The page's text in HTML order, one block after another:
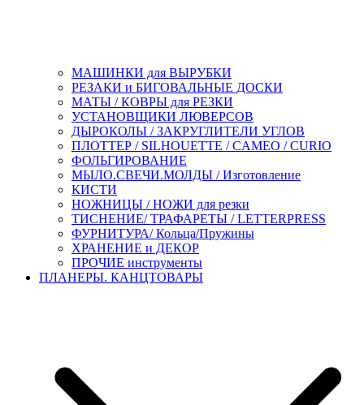
МАШИНКИ для ВЫРУБКИ
РЕЗАКИ и БИГОВАЛЬНЫЕ ДОСКИ
МАТЫ / КОВРЫ для РЕЗКИ
УСТАНОВЩИКИ ЛЮВЕРСОВ
ДЫРОКОЛЫ / ЗАКРУГЛИТЕЛИ УГЛОВ
ПЛОТТЕР / SILHOUETTE / CAMEO / CURIO
ФОЛЬГИРОВАНИЕ
МЫЛО.СВЕЧИ.МОЛДЫ / Изготовление
КИСТИ
НОЖНИЦЫ / НОЖИ для резки
ТИСНЕНИЕ/ ТРАФАРЕТЫ / LETTERPRESS
ФУРНИТУРА/ Кольца/Пружины
ХРАНЕНИЕ и ДЕКОР
ПРОЧИЕ инструменты
ПЛАНЕРЫ. КАНЦТОВАРЫ